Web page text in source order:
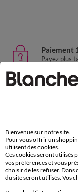
Paiement
Payez plus
Livraison
sous 30
Service
par chat et
de 8h00 à
Bienvenue sur notre site.
Pour vous offrir un
utilisent des cookies.
Ces cookies seront utilisés
vos préférences et vous
choisir de les refuser. Dans
du site seront utilisés. Vos